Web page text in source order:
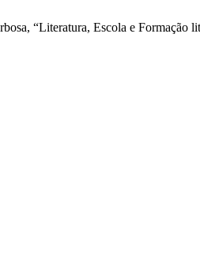
“Literatura, Escola e Formação